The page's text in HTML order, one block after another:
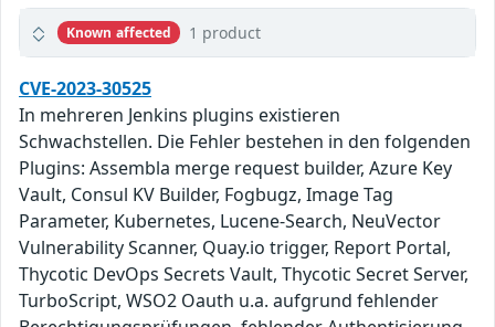
Known affected 1 product
CVE-2023-30525
In mehreren Jenkins plugins existieren
Schwachstellen. Die Fehler bestehen in den folgenden
Plugins: Assembla merge request builder, Azure Key
Vault, Consul KV Builder, Fogbugz, Image Tag
Parameter, Kubernetes, Lucene-Search, NeuVector
Vulnerability Scanner, Quay.io trigger, Report Portal,
Thycotic DevOps Secrets Vault, Thycotic Secret Server,
TurboScript, WSO2 Oauth u.a. aufgrund fehlender